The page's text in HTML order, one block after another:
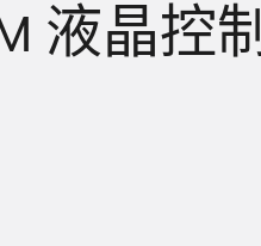
液晶控制